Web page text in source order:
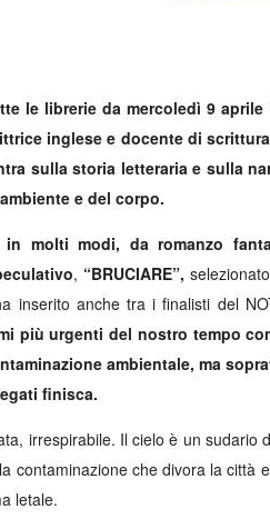
le librerie da mercoledì 9 aprile
inglese e docente di
sulla storia letteraria e sulla
e del corpo.
molti modi, da romanzo
, “BRUCIARE”,
inserito anche tra i finalisti del
più urgenti del nostro tempo
ambientale, ma
finisca.
irrespirabile. Il cielo è un
contaminazione che divora la città
letale.